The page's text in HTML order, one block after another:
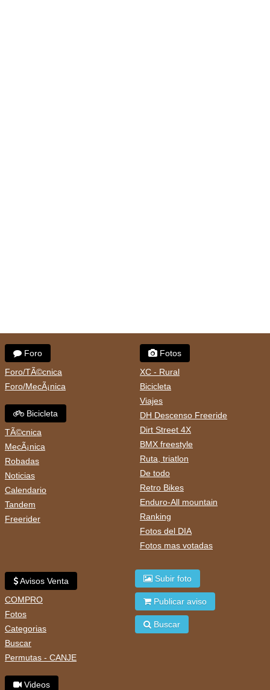
Foro
Foro/TÃ©cnica
Foro/MecÃ¡nica
Bicicleta
TÃ©cnica
MecÃ¡nica
Robadas
Noticias
Calendario
Tandem
Freerider
Fotos
XC - Rural
Bicicleta
Viajes
DH Descenso Freeride
Dirt Street 4X
BMX freestyle
Ruta, triatlon
De todo
Retro Bikes
Enduro-All mountain
Ranking
Fotos del DIA
Fotos mas votadas
Avisos Venta
COMPRO
Fotos
Categorias
Buscar
Permutas - CANJE
Videos
Subir foto
Publicar aviso
Buscar